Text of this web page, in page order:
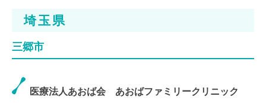
埼玉県
三郷市
医療法人あおば会 あおばファミリークリニック